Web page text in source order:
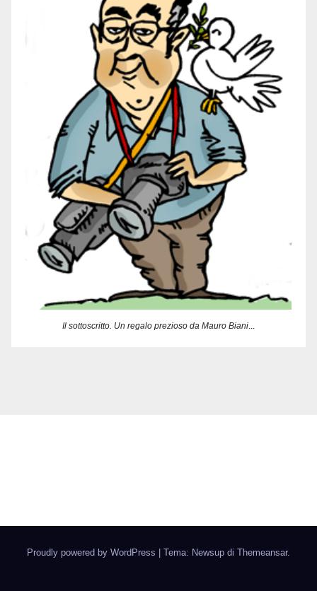
Il sottoscritto. Un regalo prezioso da Mauro Biani...
Proudly powered by WordPress | Tema: Newsup di Themeansar.